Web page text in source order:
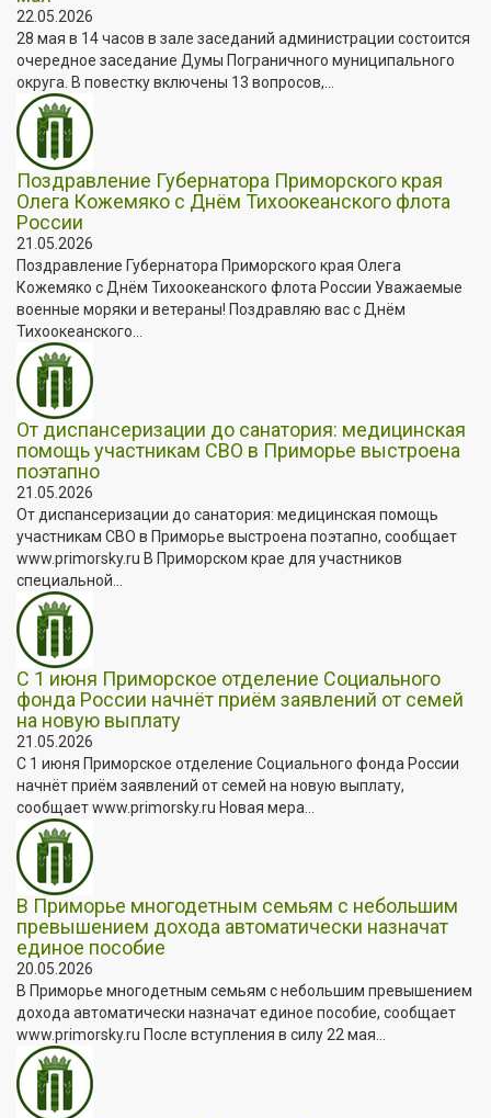
22.05.2026
28 мая в 14 часов в зале заседаний администрации состоится
очередное заседание Думы Пограничного муниципального
округа. В повестку включены 13 вопросов,...
Поздравление Губернатора Приморского края
Олега Кожемяко с Днём Тихоокеанского флота
России
21.05.2026
Поздравление Губернатора Приморского края Олега
Кожемяко с Днём Тихоокеанского флота России Уважаемые
военные моряки и ветераны! Поздравляю вас с Днём
Тихоокеанского...
От диспансеризации до санатория: медицинская
помощь участникам СВО в Приморье выстроена
поэтапно
21.05.2026
От диспансеризации до санатория: медицинская помощь
участникам СВО в Приморье выстроена поэтапно, сообщает
www.primorsky.ru В Приморском крае для участников
специальной...
С 1 июня Приморское отделение Социального
фонда России начнёт приём заявлений от семей
на новую выплату
21.05.2026
С 1 июня Приморское отделение Социального фонда России
начнёт приём заявлений от семей на новую выплату,
сообщает www.primorsky.ru Новая мера...
В Приморье многодетным семьям с небольшим
превышением дохода автоматически назначат
единое пособие
20.05.2026
В Приморье многодетным семьям с небольшим превышением
дохода автоматически назначат единое пособие, сообщает
www.primorsky.ru После вступления в силу 22 мая...